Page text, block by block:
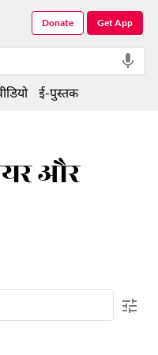
और
Get App
Donate
ई-पुस्तक